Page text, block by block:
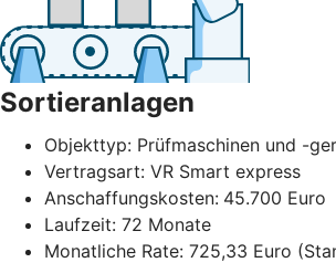
Sortieranlagen
Objekttyp: Prüfmaschinen und -
Vertragsart: VR Smart express
Anschaffungskosten: 45.700 Euro
Laufzeit: 72 Monate
Monatliche Rate: 725,33 Euro